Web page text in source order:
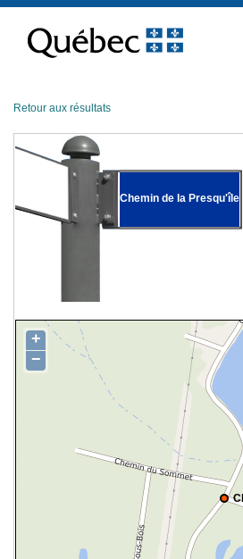
contenu
Retour aux résultats
Chemin de la Presqu'île
+
−